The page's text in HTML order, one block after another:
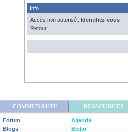
Info
Accès non autorisé : Identifiez-vous
Retour
COMMUNAUTÉ RESSOURCES
Forum
Blogs
Agenda
Biblio